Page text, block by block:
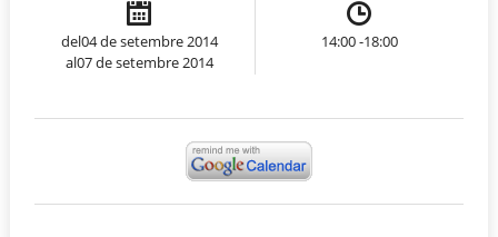
del04 de setembre 2014
al07 de setembre 2014
14:00 -18:00